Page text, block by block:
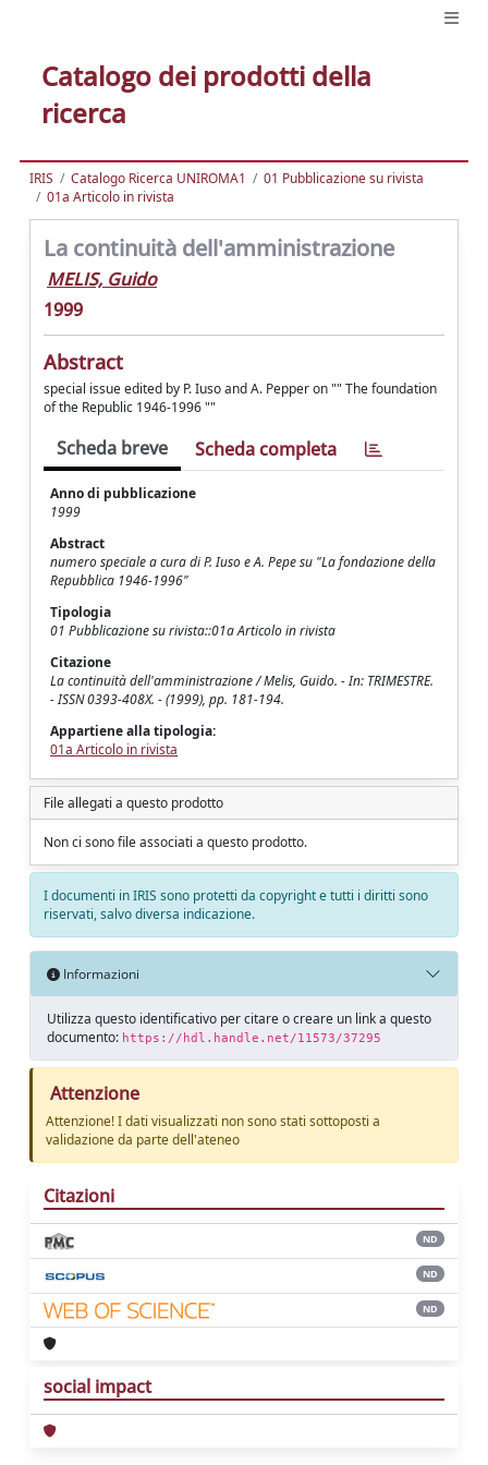
Catalogo dei prodotti della
ricerca
IRIS Catalogo Ricerca UNIROMA1
01 Pubblicazione su rivista
01a Articolo in rivista
La continuità dell'amministrazione
MELIS, Guido
1999
Abstract
special issue edited by P. Iuso and A. Pepper on "" The foundation
of the Republic 1946-1996 ""
Scheda breve Scheda completa
Anno di pubblicazione
1999
Abstract
numero speciale a cura di P. Iuso e A. Pepe su "La fondazione della
Repubblica 1946-1996"
Tipologia
01 Pubblicazione su rivista::01a Articolo in rivista
Citazione
La continuità dell'amministrazione / Melis, Guido. - In: TRIMESTRE.
- ISSN 0393-408X. - (1999), pp. 181-194.
Appartiene alla tipologia:
01a Articolo in rivista
File allegati a questo prodotto
Non ci sono file associati a questo prodotto.
I documenti in IRIS sono protetti da copyright e tutti i diritti sono
riservati, salvo diversa indicazione.
Informazioni
Utilizza questo identificativo per citare o creare un link a questo
documento: https://hdl.handle.net/11573/37295
Attenzione
Attenzione! I dati visualizzati non sono stati sottoposti a
validazione da parte dell'ateneo
Citazioni
ND
ND
ND
social impact